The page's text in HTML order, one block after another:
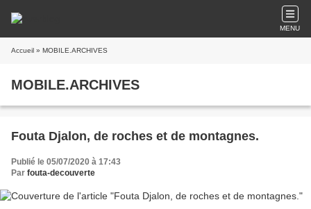
MENU
Accueil » MOBILE.ARCHIVES
MOBILE.ARCHIVES
Fouta Djalon, de roches et de montagnes.
Publié le 05/07/2020 à 17:43
Par fouta-decouverte